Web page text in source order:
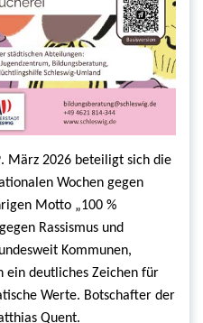
März 2026 beteiligt sich die
Wochen gegen
Motto „100 %
Rassismus und
Kommunen,
ein deutliches Zeichen für
Werte. Botschafter der
Quent.